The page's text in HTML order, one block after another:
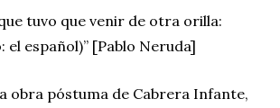
tuvo que venir de otra orilla:
el español)” [Pablo Neruda]
obra póstuma de Cabrera Infante,